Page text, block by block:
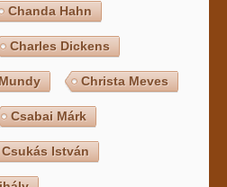
Chanda Hahn
Charles Dickens
Christa Meves
Csabai Márk
Csukás István